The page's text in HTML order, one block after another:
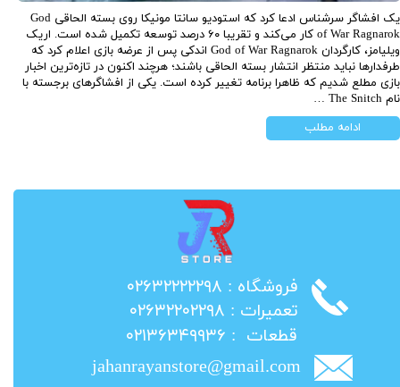
یک افشاگر سرشناس ادعا کرد که استودیو سانتا مونیکا روی بسته الحاقی God
of War Ragnarok کار می‌کند و تقریبا ۶۰ درصد توسعه تکمیل شده است. اریک
ویلیامز، کارگردان God of War Ragnarok اندکی پس از عرضه بازی اعلام کرد که
طرفدارها نباید منتظر انتشار بسته الحاقی باشند؛ هرچند اکنون در تازه‌ترین اخبار
بازی مطلع شدیم که ظاهرا برنامه تغییر کرده است. یکی از افشاگرهای برجسته با
نام The Snitch …
ادامه مطلب
​فروشگاه : ۰۲۶۳۲۲۲۲۲۹۸
​تعمیرات : ۰۲۶۳۲۲۰۲۲۹۸
​قطعات : ۰۲۱۳۶۳۴۹۹۳۶
jahanrayanstore@gmail.com